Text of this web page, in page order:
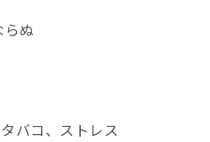
らぬ
バコ、ストレス